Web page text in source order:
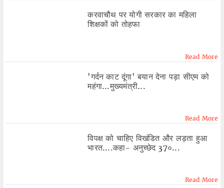
करवाचौथ पर योगी सरकार का महिला
शिक्षकों को तोहफा
Read More
'गर्दन काट दूंगा' बयान देना पड़ा सीएम को
महंगा...मुख्यमंत्री...
Read More
विपक्ष को चाहिए विखंडित और लड़ता हुआ
भारत....कहा- अनुच्छेद 37०...
Read More